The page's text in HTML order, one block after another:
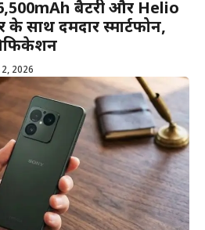
बैटरी और Helio
के साथ दमदार स्मार्टफोन,
2026